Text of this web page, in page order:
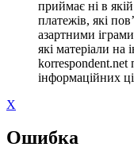
приймає ні в
платежів, які
азартними
які матеріали на
korrespondent.net
інформаційних
X
Ошибка